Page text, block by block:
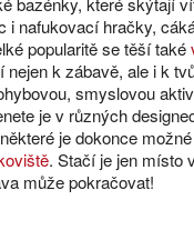
i nafukovací hračky,
popularitě se těší také
nejen k zábavě, ale i k
smyslovou
je v různých
je dokonce
. Stačí je jen místo
může pokračovat!